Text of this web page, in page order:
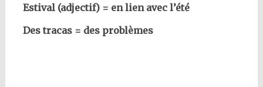
Estival (adjectif) = en lien avec l’été
Des tracas = des problèmes